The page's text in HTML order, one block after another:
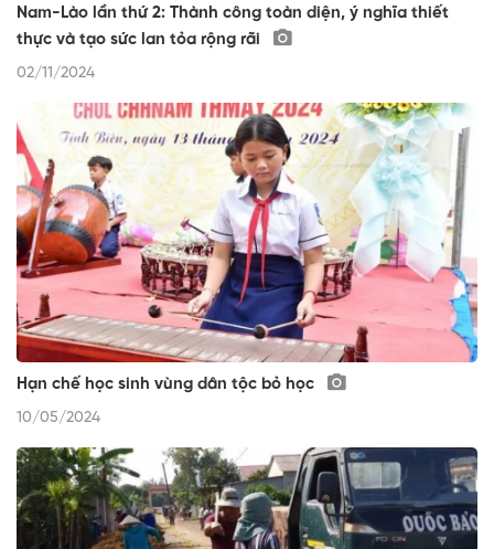
Nam-Lào lần thứ 2: Thành công toàn diện, ý nghĩa thiết
thực và tạo sức lan tỏa rộng rãi
02/11/2024
Hạn chế học sinh vùng dân tộc bỏ học
10/05/2024